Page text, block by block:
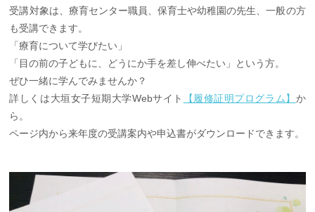
受講対象は、療育センター職員、保育士や幼稚園の先生、一般の方
も受講できます。
「療育について学びたい」
「目の前の子どもに、どうにか手を差し伸べたい」という方。
ぜひ一緒に学んでみませんか？
詳しくは大垣女子短期大学Webサイト
【履修証明プログラム】 か
ら。
ページ内から来年度の受講案内や申込書がダウンロードできます。